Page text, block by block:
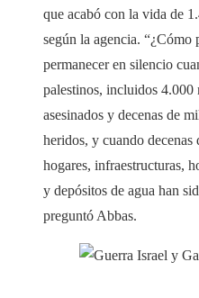
que acabó con la vida de
según la agencia. “¿Cómo
permanecer en silencio
palestinos, incluidos 4.000
asesinados y decenas de
heridos, y cuando decenas
hogares, infraestructuras,
y depósitos de agua han
preguntó Abbas.